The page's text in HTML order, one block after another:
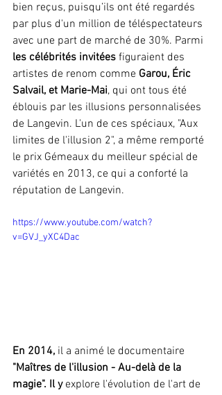
bien reçus, puisqu’ils ont été regardés
par plus d'un million de téléspectateurs
avec une part de marché de 30%. Parmi
les célébrités invitées figuraient des
artistes de renom comme Garou, Éric
Salvail, et Marie-Mai, qui ont tous été
éblouis par les illusions personnalisées
de Langevin. L'un de ces spéciaux, "Aux
limites de l'illusion 2", a même remporté
le prix Gémeaux du meilleur spécial de
variétés en 2013, ce qui a conforté la
réputation de Langevin.
https://www.youtube.com/watch?
v=GVJ_yXC4Dac
En 2014, il a animé le documentaire
"Maîtres de l'illusion - Au-delà de la
magie". Il y explore l'évolution de l'art de